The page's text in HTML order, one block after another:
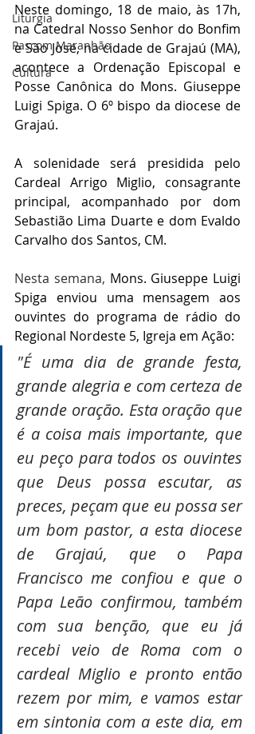
Liturgia
Pascom Maranhão
Cultura
Neste domingo, 18 de maio, às 17h,
na Catedral Nosso Senhor do Bonfim
e São José, na cidade de Grajaú (MA),
acontece a Ordenação Episcopal e
Posse Canônica do Mons. Giuseppe
Luigi Spiga. O 6º bispo da diocese de
Grajaú.
A solenidade será presidida pelo
Cardeal Arrigo Miglio, consagrante
principal, acompanhado por dom
Sebastião Lima Duarte e dom Evaldo
Carvalho dos Santos, CM.
Nesta semana, Mons. Giuseppe Luigi
Spiga enviou uma mensagem aos
ouvintes do programa de rádio do
Regional Nordeste 5, Igreja em Ação:
"É uma dia de grande festa,
grande alegria e com certeza de
grande oração. Esta oração que
é a coisa mais importante, que
eu peço para todos os ouvintes
que Deus possa escutar, as
preces, peçam que eu possa ser
um bom pastor, a esta diocese
de Grajaú, que o Papa
Francisco me confiou e que o
Papa Leão confirmou, também
com sua benção, que eu já
recebi veio de Roma com o
cardeal Miglio e pronto então
rezem por mim, e vamos estar
em sintonia com a este dia, em